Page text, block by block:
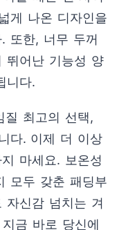
게 나온 디자인을
또한, 너무 두꺼
뛰어난 기능성 양
니다.
질 최고의 선택,
다. 이제 더 이상
마세요. 보온성
모두 갖춘 패딩부
자신감 넘치는 겨
금 바로 당신에